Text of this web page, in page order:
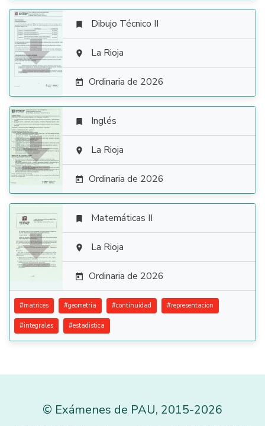

 Dibujo Técnico II
 La Rioja
 Ordinaria de 2026

 Inglés
 La Rioja
 Ordinaria de 2026

 Matemáticas II
 La Rioja
 Ordinaria de 2026
#matrices #geometria #continuidad #representacion
#integrales #estadistica
© Exámenes de PAU, 2015-2026